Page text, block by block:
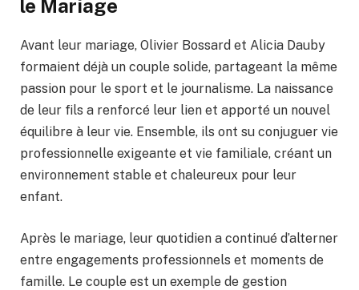
le Mariage
Avant leur mariage, Olivier Bossard et Alicia Dauby
formaient déjà un couple solide, partageant la même
passion pour le sport et le journalisme. La naissance
de leur fils a renforcé leur lien et apporté un nouvel
équilibre à leur vie. Ensemble, ils ont su conjuguer vie
professionnelle exigeante et vie familiale, créant un
environnement stable et chaleureux pour leur
enfant.
Après le mariage, leur quotidien a continué d’alterner
entre engagements professionnels et moments de
famille. Le couple est un exemple de gestion